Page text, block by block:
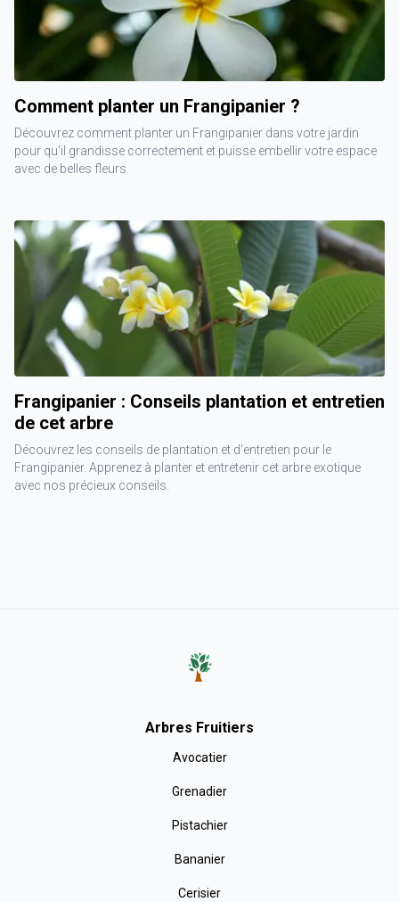
Comment planter un Frangipanier ?
Découvrez comment planter un Frangipanier dans votre jardin
pour qu'il grandisse correctement et puisse embellir votre espace
avec de belles fleurs.
Frangipanier : Conseils plantation et entretien
de cet arbre
Découvrez les conseils de plantation et d'entretien pour le
Frangipanier. Apprenez à planter et entretenir cet arbre exotique
avec nos précieux conseils.
Arbres Fruitiers
Avocatier
Grenadier
Pistachier
Bananier
Cerisier